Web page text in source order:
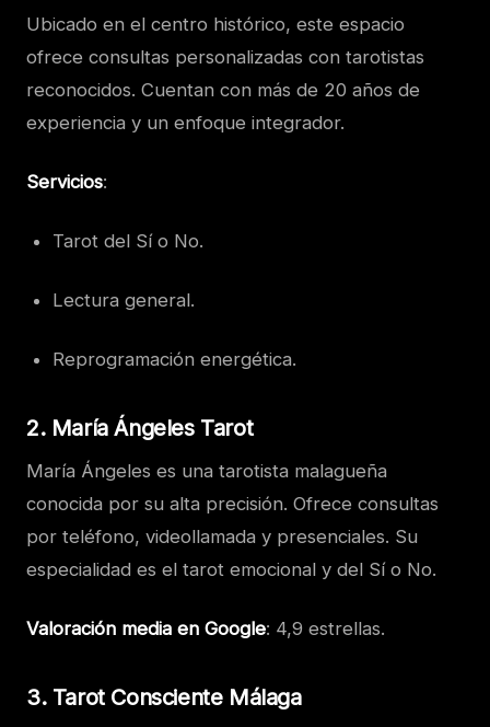
Ubicado en el centro histórico, este espacio
ofrece consultas personalizadas con tarotistas
reconocidos. Cuentan con más de 20 años de
experiencia y un enfoque integrador.
Servicios:
Tarot del Sí o No.
Lectura general.
Reprogramación energética.
2. María Ángeles Tarot
María Ángeles es una tarotista malagueña
conocida por su alta precisión. Ofrece consultas
por teléfono, videollamada y presenciales. Su
especialidad es el tarot emocional y del Sí o No.
Valoración media en Google: 4,9 estrellas.
3. Tarot Consciente Málaga